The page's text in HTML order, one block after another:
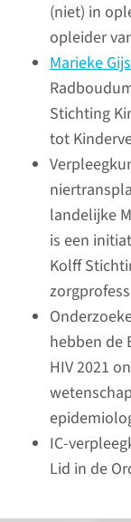
(niet) in
opleider
Marieke
Stichting
tot
landelijke
is een
Kolff
hebben de
HIV 2021
IC-
Lid in de
In
van
In
2021